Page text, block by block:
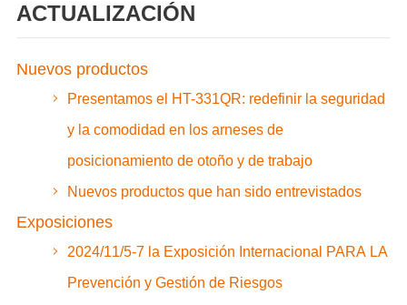
ACTUALIZACIÓN
Nuevos productos
Presentamos el HT-331QR: redefinir la seguridad
y la comodidad en los arneses de
posicionamiento de otoño y de trabajo
Nuevos productos que han sido entrevistados
Exposiciones
2024/11/5-7 la Exposición Internacional PARA LA
Prevención y Gestión de Riesgos